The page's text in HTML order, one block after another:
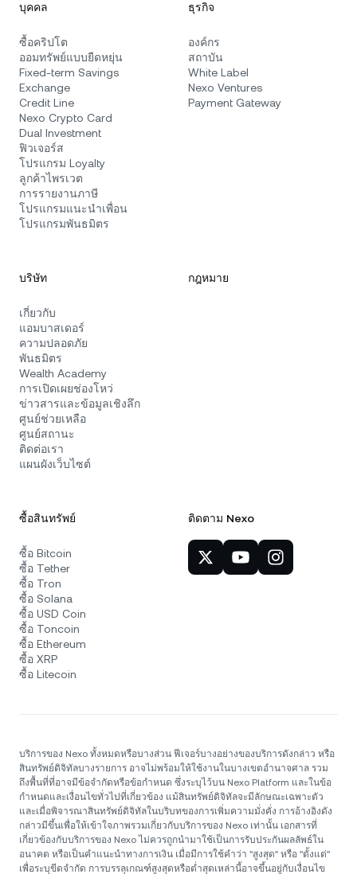
บุคคล
ซื้อคริปโต
ออมทรัพย์แบบยืดหยุ่น
Fixed-term Savings
Exchange
Credit Line
Nexo Crypto Card
Dual Investment
ฟิวเจอร์ส
โปรแกรม Loyalty
ลูกค้าไพรเวต
การรายงานภาษี
โปรแกรมแนะนำเพื่อน
โปรแกรมพันธมิตร
ธุรกิจ
องค์กร
สถาบัน
White Label
Nexo Ventures
Payment Gateway
บริษัท
เกี่ยวกับ
แอมบาสเดอร์
ความปลอดภัย
พันธมิตร
Wealth Academy
การเปิดเผยช่องโหว่
ข่าวสารและข้อมูลเชิงลึก
ศูนย์ช่วยเหลือ
ศูนย์สถานะ
ติดต่อเรา
แผนผังเว็บไซต์
กฎหมาย
ซื้อสินทรัพย์
ซื้อ Bitcoin
ซื้อ Tether
ซื้อ Tron
ซื้อ Solana
ซื้อ USD Coin
ซื้อ Toncoin
ซื้อ Ethereum
ซื้อ XRP
ซื้อ Litecoin
ติดตาม Nexo
บริการของ Nexo ทั้งหมดหรือบางส่วน ฟีเจอร์บางอย่างของบริการดังกล่าว หรือ
สินทรัพย์ดิจิทัลบางรายการ อาจไม่พร้อมให้ใช้งานในบางเขตอำนาจศาล รวม
ถึงพื้นที่ที่อาจมีข้อจำกัดหรือข้อกำหนด ซึ่งระบุไว้บน Nexo Platform และในข้อ
กำหนดและเงื่อนไขทั่วไปที่เกี่ยวข้อง แม้สินทรัพย์ดิจิทัลจะมีลักษณะเฉพาะตัว
และเมื่อพิจารณาสินทรัพย์ดิจิทัลในบริบทของการเพิ่มความมั่งคั่ง การอ้างอิงดัง
กล่าวมีขึ้นเพื่อให้เข้าใจภาพรวมเกี่ยวกับบริการของ Nexo เท่านั้น เอกสารที่
เกี่ยวข้องกับบริการของ Nexo ไม่ควรถูกนำมาใช้เป็นการรับประกันผลลัพธ์ใน
อนาคต หรือเป็นคำแนะนำทางการเงิน เมื่อมีการใช้คำว่า "สูงสุด" หรือ "ตั้งแต่"
เพื่อระบุขีดจำกัด การบรรลุเกณฑ์สูงสุดหรือต่ำสุดเหล่านี้อาจขึ้นอยู่กับเงื่อนไข